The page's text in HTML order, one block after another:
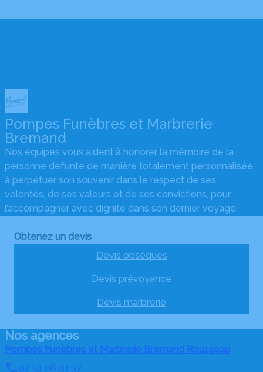
Pompes Funèbres et Marbrerie
Bremand
Nos équipes vous aident à honorer la mémoire de la
personne défunte de manière totalement personnalisée,
à perpétuer son souvenir dans le respect de ses
volontés, de ses valeurs et de ses convictions, pour
l’accompagner avec dignité dans son dernier voyage.
Obtenez un devis
Devis obsèques
Devis prévoyance
Devis marbrerie
Nos agences
Pompes Funèbres et Marbrerie Bremand Rousseau
02 51 06 01 37